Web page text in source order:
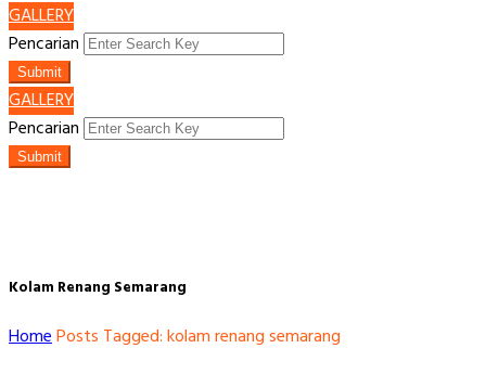
GALLERY
Pencarian
Submit
GALLERY
Pencarian
Submit
Kolam Renang Semarang
HomePosts Tagged: kolam renang semarang